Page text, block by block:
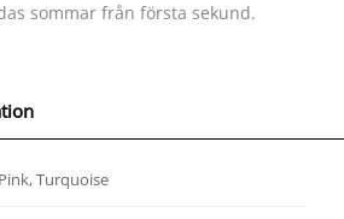
sommar från första sekund.
Turquoise